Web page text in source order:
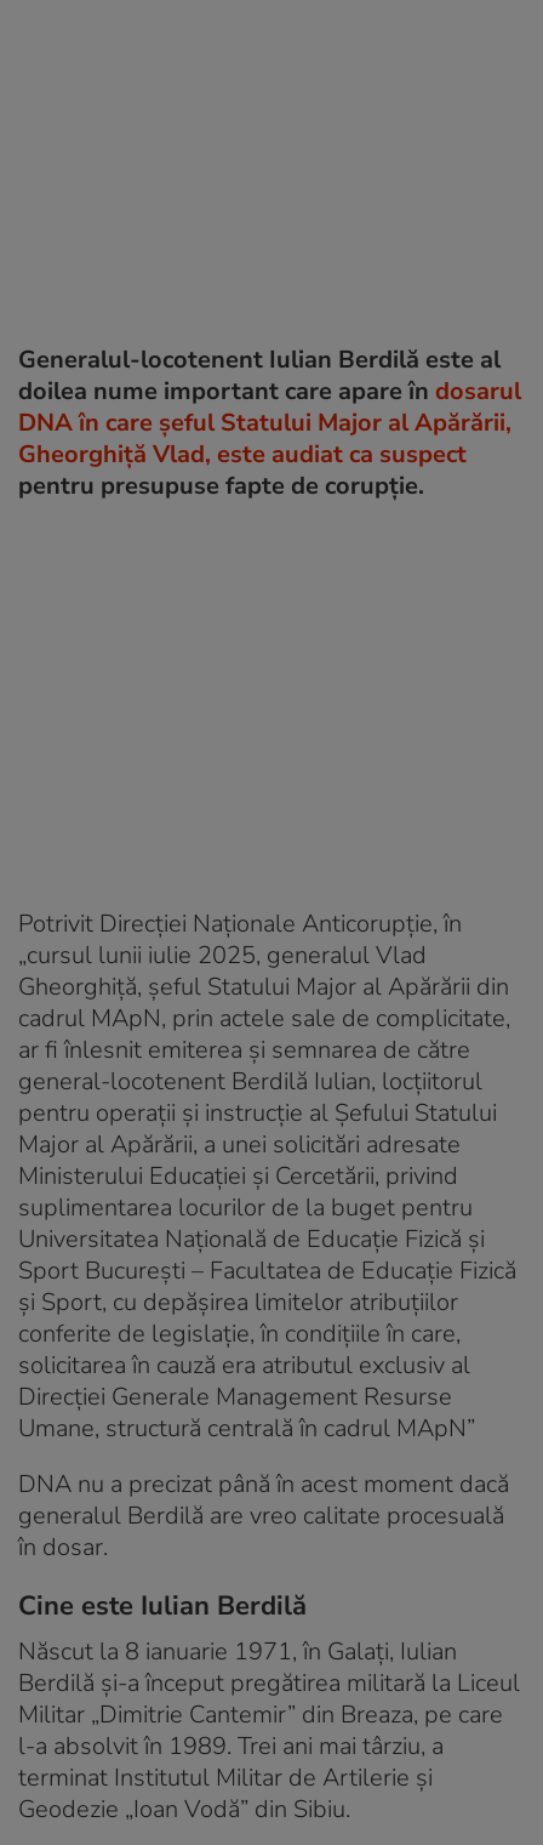
Generalul-locotenent Iulian Berdilă este al
doilea nume important care apare în dosarul
DNA în care șeful Statului Major al Apărării,
Gheorghiță Vlad, este audiat ca suspect
pentru presupuse fapte de corupție.
Potrivit Direcției Naționale Anticorupție, în
„cursul lunii iulie 2025, generalul Vlad
Gheorghiță, șeful Statului Major al Apărării din
cadrul MApN, prin actele sale de complicitate,
ar fi înlesnit emiterea și semnarea de către
general-locotenent Berdilă Iulian, locțiitorul
pentru operații și instrucție al Șefului Statului
Major al Apărării, a unei solicitări adresate
Ministerului Educației și Cercetării, privind
suplimentarea locurilor de la buget pentru
Universitatea Națională de Educație Fizică și
Sport București – Facultatea de Educație Fizică
și Sport, cu depășirea limitelor atribuțiilor
conferite de legislație, în condițiile în care,
solicitarea în cauză era atributul exclusiv al
Direcției Generale Management Resurse
Umane, structură centrală în cadrul MApN”
DNA nu a precizat până în acest moment dacă
generalul Berdilă are vreo calitate procesuală
în dosar.
Cine este Iulian Berdilă
Născut la 8 ianuarie 1971, în Galați, Iulian
Berdilă și-a început pregătirea militară la Liceul
Militar „Dimitrie Cantemir” din Breaza, pe care
l-a absolvit în 1989. Trei ani mai târziu, a
terminat Institutul Militar de Artilerie și
Geodezie „Ioan Vodă” din Sibiu.